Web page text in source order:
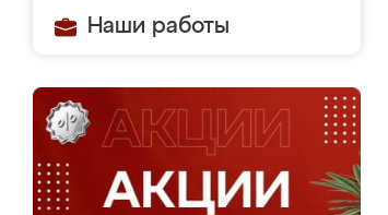
Наши работы